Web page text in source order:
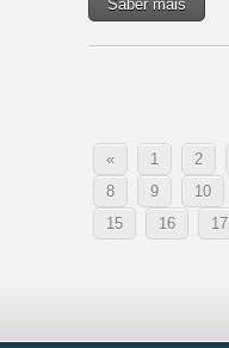
Saber mais
« 1 2
8
9 10
15
16 17